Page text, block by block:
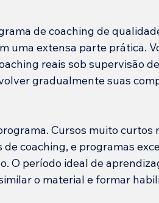
de coaching de
uma extensa parte prática.
reais sob supervisão
gradualmente suas
Cursos muito curtos
coaching, e programas
O período ideal de
o material e formar